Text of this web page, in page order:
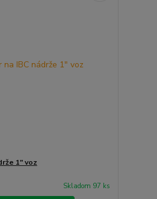
1" voz
Skladom 97 ks